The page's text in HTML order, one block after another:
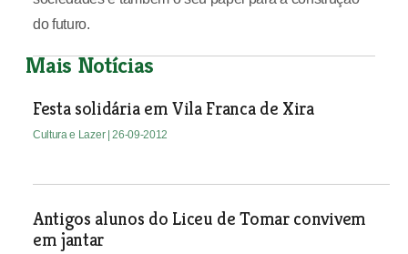
do futuro.
Mais Notícias
Festa solidária em Vila Franca de Xira
Cultura e Lazer | 26-09-2012
Antigos alunos do Liceu de Tomar convivem
em jantar